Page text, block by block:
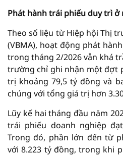
Phát hành trái phiếu duy trì ở
Theo số liệu từ Hiệp hội Thị
(VBMA), hoạt động phát
trong tháng 2/2026 vẫn khá
trường chỉ ghi nhận một đợt
trị khoảng 79,5 tỷ đồng và
chúng với tổng giá trị hơn
Lũy kế hai tháng đầu năm
trái phiếu doanh nghiệp
Trong đó, phần lớn đến từ
với 8.223 tỷ đồng, trong khi